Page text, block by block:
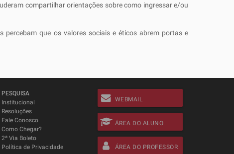
compartilhar orientações sobre como ingressar e/ou
que os valores sociais e éticos abrem portas e
PESQUISA
Institucional
Resoluções
Fale Conosco
Como Chegar?
2ª Via Boleto
Política de Privacidade
WEBMAIL
ÁREA DO ALUNO
ÁREA DO PROFESSOR